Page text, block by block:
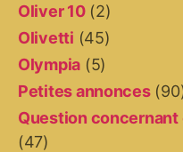
Oliver 10(2)
Olivetti (45)
Olympia (5)
Petites annonces
Question concernant
(47)